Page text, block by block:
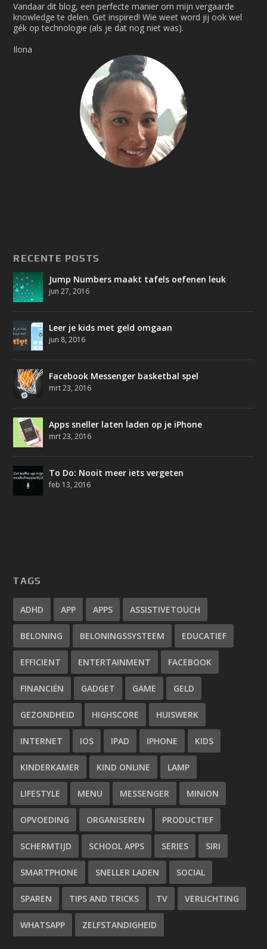
Vandaar dit blog, een perfecte manier om mijn vergaarde
knowledge te delen. Get inspired! Wie weet word jij ook wel
gék op technologie (als je dat nog niet was).
Ilona
RECENTE POSTS
Jump Numbers maakt tafels oefenen leuk
jun 27, 2016
Leer je kids met geld omgaan
jun 8, 2016
Facebook Messenger basketbal spel
mrt 23, 2016
Apps sneller laten laden op je iPhone
mrt 23, 2016
To Do: Nooit meer iets vergeten
feb 13, 2016
TAGS
ADHD APP APPS ASSISTIVETOUCH
BELONING BELONINGSSYSTEEM EDUCATIEF
EFFICIENT ENTERTAINMENT FACEBOOK
FINANCIËN GADGET GAME GELD
GEZONDHEID HIGHSCORE HUISWERK
INTERNET IOS IPAD IPHONE KIDS
KINDERKAMER KIND ONLINE LAMP
LIFESTYLE MENU MESSENGER MINION
OPVOEDING ORGANISEREN PRODUCTIEF
SCHERMTIJD SCHOOL APPS SERIES SIRI
SMARTPHONE SNELLER LADEN SOCIAL
SPAREN TIPS AND TRICKS TV VERLICHTING
WHATSAPP ZELFSTANDIGHEID